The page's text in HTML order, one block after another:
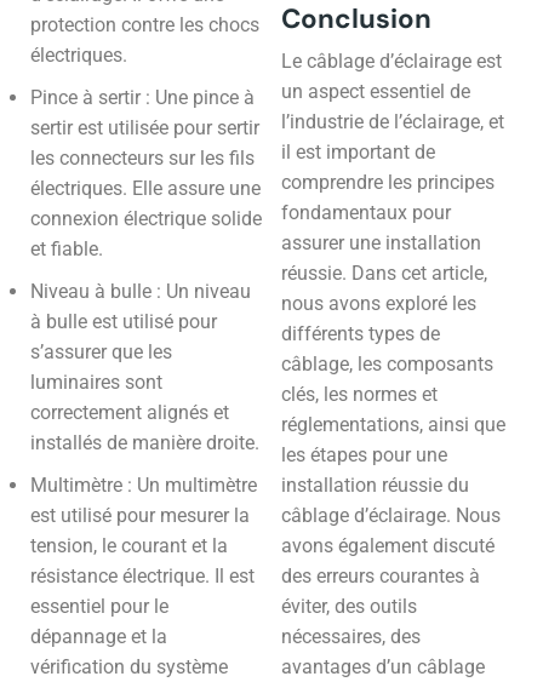
protection contre les chocs
électriques.
Pince à sertir : Une pince à
sertir est utilisée pour sertir
les connecteurs sur les fils
électriques. Elle assure une
connexion électrique solide
et fiable.
Niveau à bulle : Un niveau
à bulle est utilisé pour
s’assurer que les
luminaires sont
correctement alignés et
installés de manière droite.
Multimètre : Un multimètre
est utilisé pour mesurer la
tension, le courant et la
résistance électrique. Il est
essentiel pour le
dépannage et la
vérification du système
Conclusion
Le câblage d’éclairage est
un aspect essentiel de
l’industrie de l’éclairage, et
il est important de
comprendre les principes
fondamentaux pour
assurer une installation
réussie. Dans cet article,
nous avons exploré les
différents types de
câblage, les composants
clés, les normes et
réglementations, ainsi que
les étapes pour une
installation réussie du
câblage d’éclairage. Nous
avons également discuté
des erreurs courantes à
éviter, des outils
nécessaires, des
avantages d’un câblage